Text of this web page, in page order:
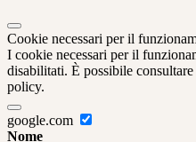
Cookie necessari per il
I cookie necessari per il
disabilitati. È possibile
policy.
google.com
Nome